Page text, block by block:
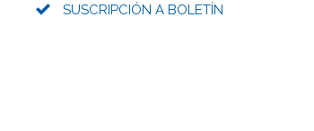
SUSCRIPCIÓN A BOLETÍN